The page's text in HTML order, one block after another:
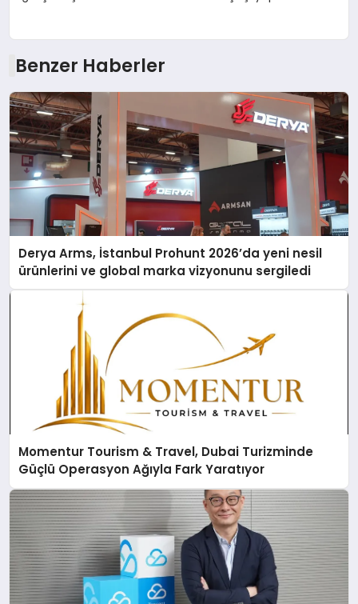
Benzer Haberler
Derya Arms, İstanbul Prohunt 2026’da yeni nesil
ürünlerini ve global marka vizyonunu sergiledi
Momentur Tourism & Travel, Dubai Turizminde
Güçlü Operasyon Ağıyla Fark Yaratıyor